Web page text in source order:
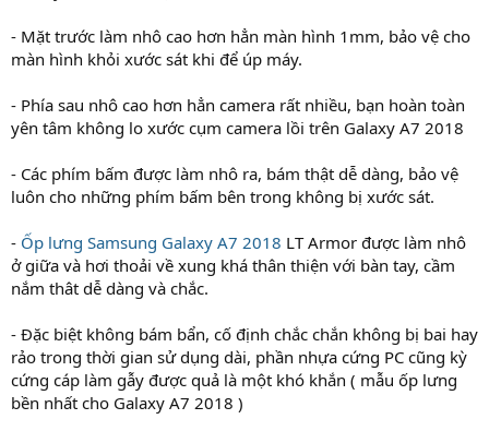
- Mặt trước làm nhô cao hơn hẳn màn hình 1mm, bảo vệ cho
màn hình khỏi xước sát khi để úp máy.
- Phía sau nhô cao hơn hẳn camera rất nhiều, bạn hoàn toàn
yên tâm không lo xước cụm camera lồi trên Galaxy A7 2018
- Các phím bấm được làm nhô ra, bám thật dễ dàng, bảo vệ
luôn cho những phím bấm bên trong không bị xước sát.
- Ốp lưng Samsung Galaxy A7 2018 LT Armor được làm nhô
ở giữa và hơi thoải về xung khá thân thiện với bàn tay, cầm
nắm thât dễ dàng và chắc.
- Đặc biệt không bám bẩn, cố định chắc chắn không bị bai hay
rảo trong thời gian sử dụng dài, phần nhựa cứng PC cũng kỳ
cứng cáp làm gẫy được quả là một khó khắn ( mẫu ốp lưng
bền nhất cho Galaxy A7 2018 )